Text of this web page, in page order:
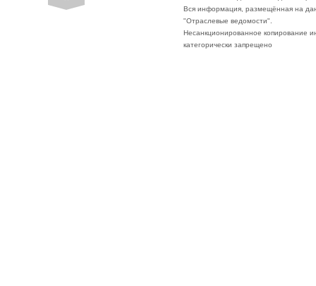
Вся информация, размещённая на
"Отраслевые ведомости".
Несанкционированное копирование
категорически запрещено